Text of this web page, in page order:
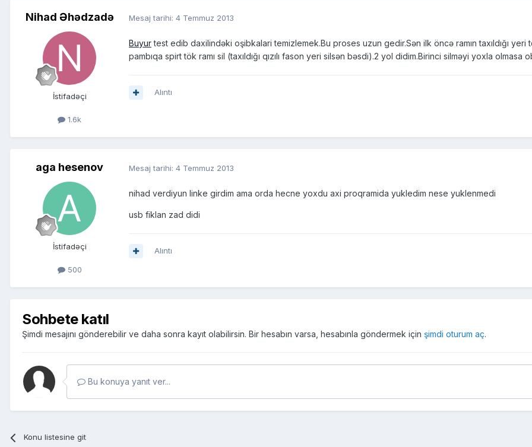
Nihad Əhədzadə
İstifadəçi
1.6k
Mesaj tarihi: 4 Temmuz 2013
Buyurtest edib daxilindəki oşibkalari temizlemek.Bu proses uzun gedir.Sən ilk öncə ramın taxıldığı
pambıqa spirt tök ramı sil (taxıldığı qızılı fason yeri silsən bəsdi).2 yol didim.Birinci silməyi yoxla olmasa
Alıntı
aga hesenov
İstifadəçi
500
Mesaj tarihi: 4 Temmuz 2013
nihad verdiyun linke girdim ama orda hecne yoxdu axi proqramida yukledim nese yuklenmedi
usb fiklan zad didi
Alıntı
Sohbete katıl
Şimdi mesajını gönderebilir ve daha sonra kayıt olabilirsin. Bir hesabın varsa, hesabınla göndermek için şimdi oturum aç.
Bu konuya yanıt ver...
Konu listesine git